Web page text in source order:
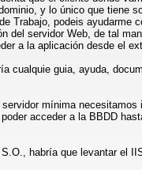
y lo único que tiene
Trabajo, podeis ayudarme
del servidor Web, de tal
a la aplicación desde el
cualquie guia, ayuda,
mínima necesitamos
acceder a la BBDD
habría que levantar el